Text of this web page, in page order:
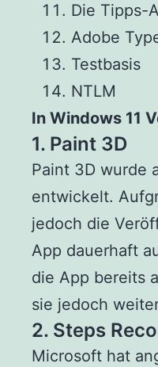
Die Tipps-
Adobe
Testbasis
NTLM
In Windows 11
1. Paint 3D
Paint 3D wurde
entwickelt.
jedoch die
App dauerhaft
die App bereits
sie jedoch
2. Steps
Microsoft hat